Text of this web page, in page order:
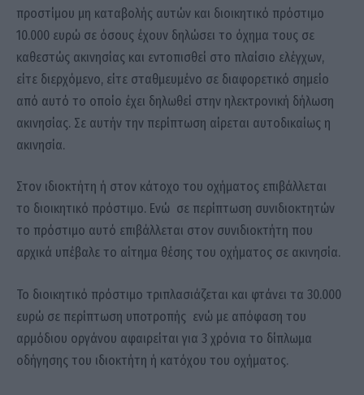
προστίμου μη καταβολής αυτών και διοικητικό πρόστιμο
10.000 ευρώ σε όσους έχουν δηλώσει το όχημα τους σε
καθεστώς ακινησίας και εντοπισθεί στο πλαίσιο ελέγχων,
είτε διερχόμενο, είτε σταθμευμένο σε διαφορετικό σημείο
από αυτό το οποίο έχει δηλωθεί στην ηλεκτρονική δήλωση
ακινησίας. Σε αυτήν την περίπτωση αίρεται αυτοδικαίως η
ακινησία.
Στον ιδιοκτήτη ή στον κάτοχο του οχήματος επιβάλλεται
το διοικητικό πρόστιμο. Ενώ σε περίπτωση συνιδιοκτητών
το πρόστιμο αυτό επιβάλλεται στον συνιδιοκτήτη που
αρχικά υπέβαλε το αίτημα θέσης του οχήματος σε ακινησία.
Το διοικητικό πρόστιμο τριπλασιάζεται και φτάνει τα 30.000
ευρώ σε περίπτωση υποτροπής ενώ με απόφαση του
αρμόδιου οργάνου αφαιρείται για 3 χρόνια το δίπλωμα
οδήγησης του ιδιοκτήτη ή κατόχου του οχήματος.